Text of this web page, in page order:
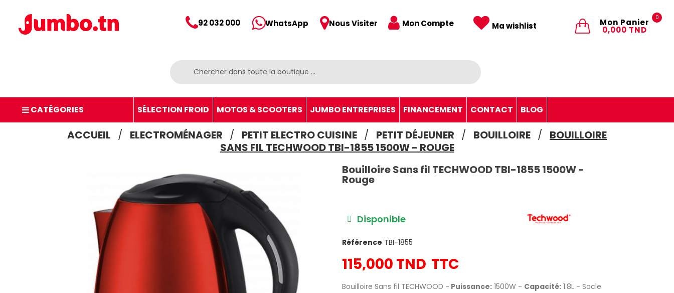
92 032 000 WhatsApp Nous Visiter
0
Mon Panier
0,000 TND
Mon Compte Ma wishlist
CATÉGORIES SÉLECTION FROID MOTOS & SCOOTERS JUMBO ENTREPRISES FINANCEMENT CONTACT BLOG
ACCUEIL ELECTROMÉNAGER PETIT ELECTRO CUISINE PETIT DÉJEUNER BOUILLOIRE
BOUILLOIRE
SANS FIL TECHWOOD TBI-1855 1500W - ROUGE
Bouilloire Sans fil TECHWOOD TBI-1855 1500W -
Rouge
Disponible
Référence TBI-1855
115,000 TND TTC
Bouilloire Sans fil TECHWOOD - Puissance: 1500W - Capacité: 1.8L - Socle